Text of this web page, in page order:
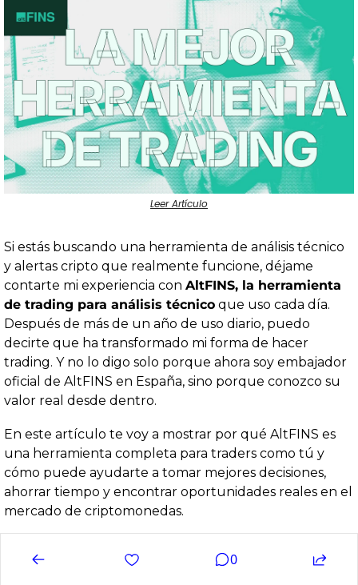
Leer Artículo
Si estás buscando una herramienta de análisis técnico
y alertas cripto que realmente funcione, déjame
contarte mi experiencia con AltFINS, la herramienta
de trading para análisis técnico que uso cada día.
Después de más de un año de uso diario, puedo
decirte que ha transformado mi forma de hacer
trading. Y no lo digo solo porque ahora soy embajador
oficial de AltFINS en España, sino porque conozco su
valor real desde dentro.
En este artículo te voy a mostrar por qué AltFINS es
una herramienta completa para traders como tú y
cómo puede ayudarte a tomar mejores decisiones,
ahorrar tiempo y encontrar oportunidades reales en el
mercado de criptomonedas.
Leer el Artículo0